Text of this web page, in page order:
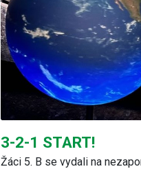
3-2-1 START!
Žáci 5. B se vydali na